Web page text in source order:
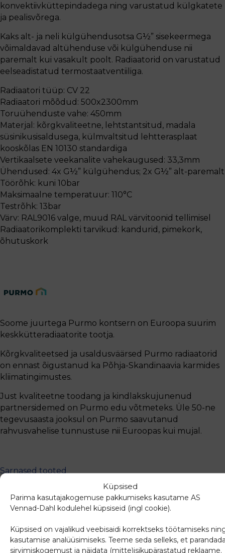
Küpsised
Parima kasutajakogemuse pakkumiseks kasutame AS
Vennad-Dahl kodulehel küpsiseid (ingl cookie).
Küpsised on vajalikud veebisaidi korrektseks töötamiseks
kasutamise analüüsimiseks. Teeme seda selleks, et
sirvimiskogemust ja näidata (mitte)isikupärastatud reklaame.
konvektiivküttepindadega ning varustatud külgkatete
ja pealisvõrega.
Kaks alt- ja neli külgühendusotsa G½” sisekeermega
võimaldavad altühenduse või külgühenduse nii
paremalt kui vasakult poolt. Radiaatorid on varustatud
eelseadistatud termostaatventiiliga.
Radiaatori tüüp: CV 22
Radiaatori mõõdud: 500x2300mm
Toruühenduste vahe: 450mm
Materjal: kõrgkvaliteetne, lehtstantsitud, madala
süsinikusisaldusega, külmvaltsitud lehtterasplaat
kooskõlas EN 10130 standardiga
Vertikaalsete veekanalite vahekaugused: 33,3mm
Ühendused: 4x G½” külgühendus; 2x G½” alt-paremalt
Töörõhk: kuni 10bar
Maksimaalne temperatuur: 110°C
Testrõhk: 13bar
Värv: RAL9016 valge, muud RAL värvitoonid tellimisel
Radiaatorikomplekti tarvikud: kandurid, pimekork,
õhutuskork
Soome juurtega Purmo kontsern on Euroopa suurim
keskkütteradiaatorite tootja.
Kõrgkvaliteetsed ja usaldusväärsed Purmo radiaatorid
on ennast õigustanud ka Põhja-Skandinaavia karmides
kliimatingimustes.
Just kvaliteetne toodang ja kindlakskujunenud
partnersidemed on Purmo edu võtmeteks. Üle 50-ne
tegevusaasta jooksul on Purmo saavutanud
rahvusvahelise tunnustuse nii Euroopas kui mujal.
Sarnased tooted